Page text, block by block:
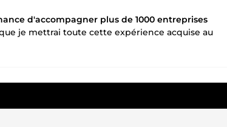
d'accompagner plus de 1000 entreprises
je mettrai toute cette expérience acquise au